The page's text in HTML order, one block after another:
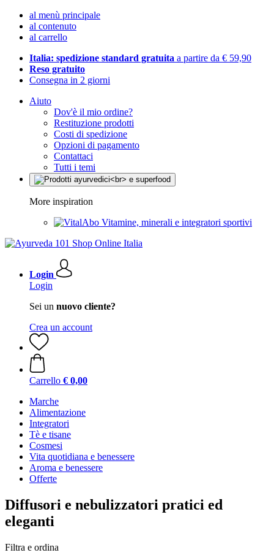
al menù principale
al contenuto
al carrello
Italia: spedizione standard gratuita a partire da € 59,90
Reso gratuito
Consegna in 2 giorni
Aiuto
Dov'è il mio ordine?
Restituzione prodotti
Costi di spedizione
Opzioni di pagamento
Contattaci
Tutti i temi
More inspiration
Vitamine, minerali e integratori sportivi
Login
Login
Sei un nuovo cliente?
Crea un account
Carrello € 0,00
Marche
Alimentazione
Integratori
Tè e tisane
Cosmesi
Vita quotidiana e benessere
Aroma e benessere
Offerte
Diffusori e nebulizzatori pratici ed
eleganti
Filtra e ordina